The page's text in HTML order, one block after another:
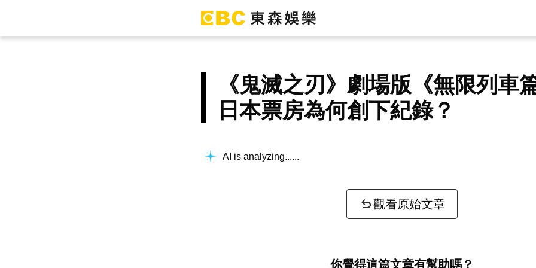
《鬼滅之刃》劇場版《無限列車
日本票房為何創下紀錄？
AI is analyzing...
觀看原始文章
你覺得這篇文章有幫助嗎？